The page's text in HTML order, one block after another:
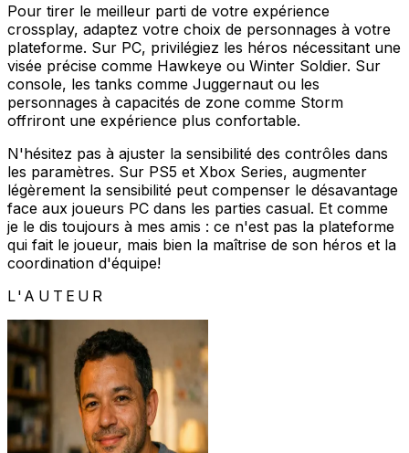
Pour tirer le meilleur parti de votre expérience
crossplay, adaptez votre choix de personnages à votre
plateforme. Sur PC, privilégiez les héros nécessitant une
visée précise comme Hawkeye ou Winter Soldier. Sur
console, les tanks comme Juggernaut ou les
personnages à capacités de zone comme Storm
offriront une expérience plus confortable.
N'hésitez pas à ajuster la sensibilité des contrôles dans
les paramètres. Sur PS5 et Xbox Series, augmenter
légèrement la sensibilité peut compenser le désavantage
face aux joueurs PC dans les parties casual. Et comme
je le dis toujours à mes amis : ce n'est pas la plateforme
qui fait le joueur, mais bien la maîtrise de son héros et la
coordination d'équipe!
L'AUTEUR